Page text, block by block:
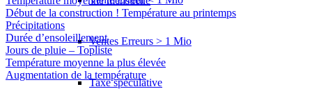
Ventes Erreurs > 1 Mio
Taxe spéculative
Début de la construction ! Température au printemps
Précipitations
Durée d’ensoleillement
Jours de pluie – Topliste
Température moyenne la plus élevée
Augmentation de la température